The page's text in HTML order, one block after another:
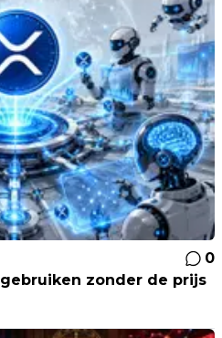
0
zonder de prijs